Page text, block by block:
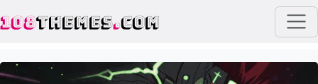
108THEMES.COM